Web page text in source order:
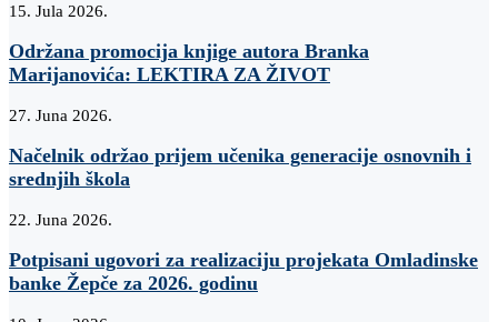
15. Jula 2026.
Održana promocija knjige autora Branka
Marijanovića: LEKTIRA ZA ŽIVOT
27. Juna 2026.
Načelnik održao prijem učenika generacije osnovnih i
srednjih škola
22. Juna 2026.
Potpisani ugovori za realizaciju projekata Omladinske
banke Žepče za 2026. godinu